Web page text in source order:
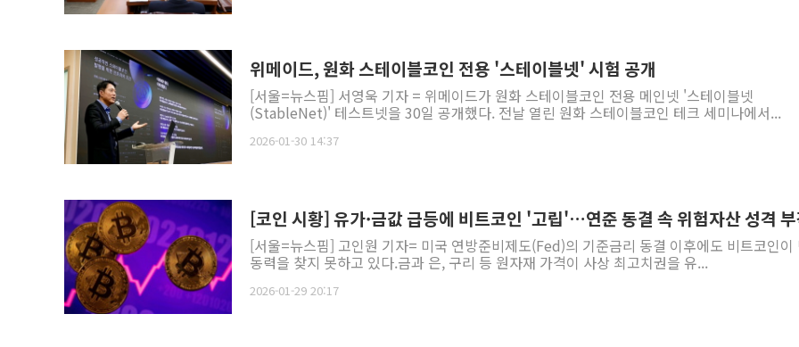
위메이드, 원화 스테이블코인 전용 '스테이블넷' 시험 공개
[서울=뉴스핌] 서영욱 기자 = 위메이드가 원화 스테이블코인 전용 메인넷 '스테이블넷
(StableNet)' 테스트넷을 30일 공개했다. 전날 열린 원화 스테이블코인 테크 세미나에서...
2026-01-30 14:37
[코인 시황] 유가·금값 급등에 비트코인 '고립'…연준 동결 속 위험자산 성격
[서울=뉴스핌] 고인원 기자= 미국 연방준비제도(Fed)의 기준금리 동결 이후에도 비트코인이
동력을 찾지 못하고 있다.금과 은, 구리 등 원자재 가격이 사상 최고치권을 유...
2026-01-29 20:17